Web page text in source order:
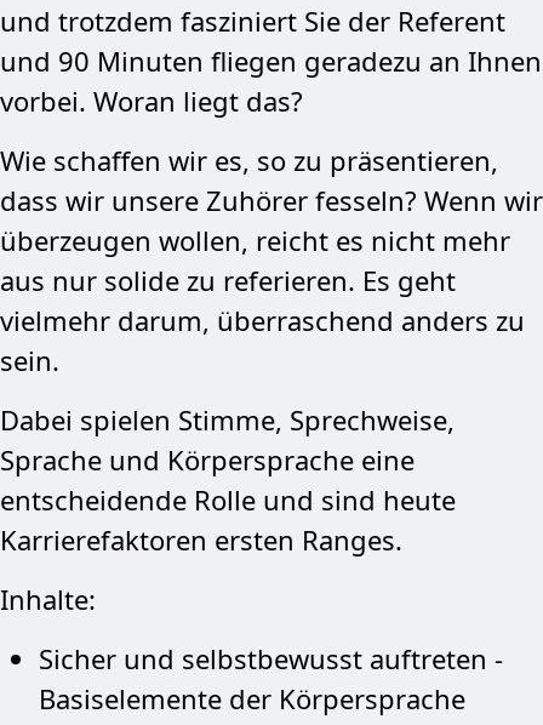
und trotzdem fasziniert Sie der Referent
und 90 Minuten fliegen geradezu an Ihnen
vorbei. Woran liegt das?
Wie schaffen wir es, so zu präsentieren,
dass wir unsere Zuhörer fesseln? Wenn wir
überzeugen wollen, reicht es nicht mehr
aus nur solide zu referieren. Es geht
vielmehr darum, überraschend anders zu
sein.
Dabei spielen Stimme, Sprechweise,
Sprache und Körpersprache eine
entscheidende Rolle und sind heute
Karrierefaktoren ersten Ranges.
Inhalte:
Sicher und selbstbewusst auftreten -
Basiselemente der Körpersprache